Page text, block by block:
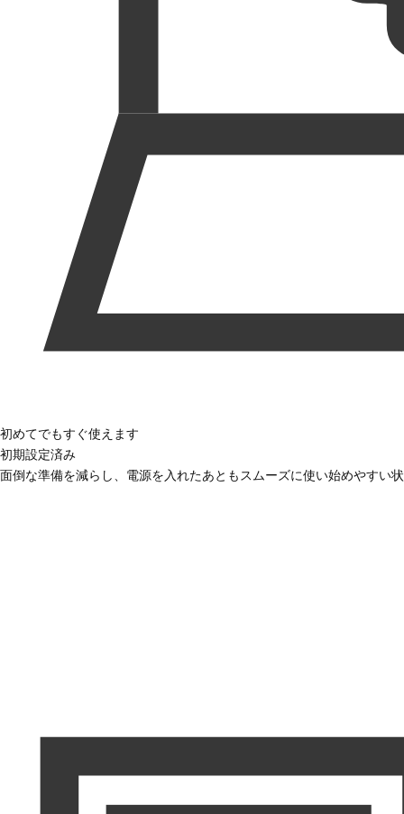
初めてでもすぐ使えます
初期設定済み
面倒な準備を減らし、電源を入れたあともスムーズに使い始めやすい